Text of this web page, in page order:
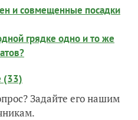
и совмещенные посадки
грядке одно и то же
(33)
Задайте его нашим